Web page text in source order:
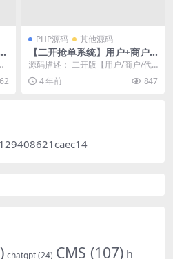
PHP源码 其他源码
【二开抢单系统】用户+商户
+代理三合一自动抢单系统带
抢单+接单+返利+收单+资源盘
等众多功能的区块系统源码
源码描述： 二开版【用户/商户/代
理/三合一】抢单系统/接单返利/收
单/自动抢单...
4 年前 847
chatgpt(24) CMS (107) h